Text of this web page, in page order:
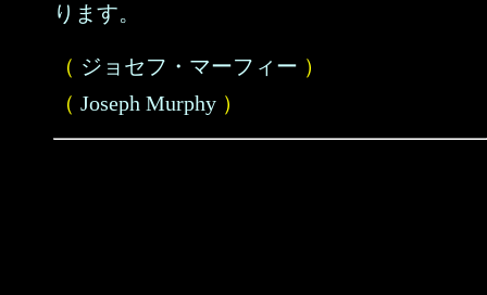
ります。
（ ジョセフ・マーフィー ）
（ Joseph Murphy ）